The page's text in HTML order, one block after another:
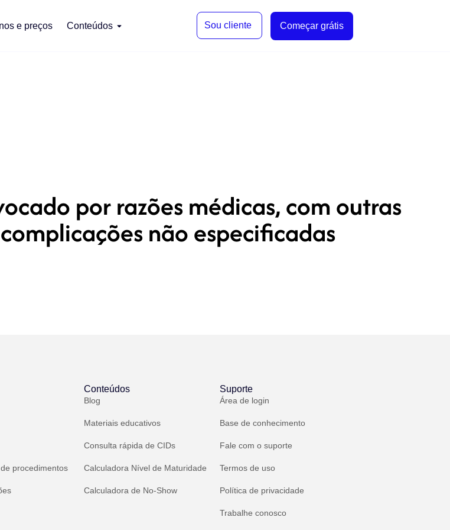
e preços Conteúdos Sou cliente Começar grátis
por razões médicas, com outras
não especificadas
procedimentos
Conteúdos
Blog
Materiais educativos
Consulta rápida de CIDs
Calculadora Nível de Maturidade
Calculadora de No-Show
Suporte
Área de login
Base de conhecimento
Fale com o suporte
Termos de uso
Política de privacidade
Trabalhe conosco